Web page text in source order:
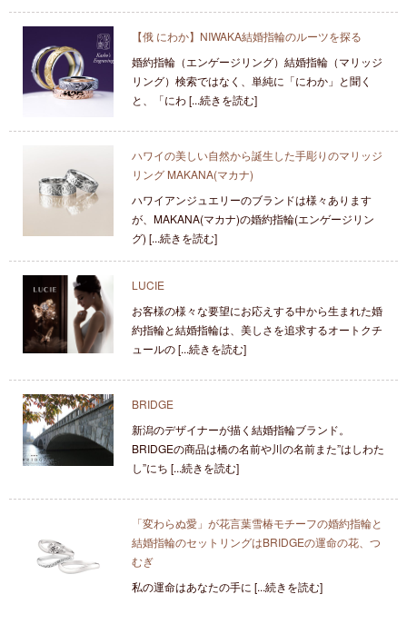
【俄 にわか】NIWAKA結婚指輪のルーツを探る
婚約指輪（エンゲージリング）結婚指輪（マリッジ
リング）検索ではなく、単純に「にわか」と聞く
と、「にわ [...続きを読む]
ハワイの美しい自然から誕生した手彫りのマリッジ
リング MAKANA(マカナ)
ハワイアンジュエリーのブランドは様々あります
が、MAKANA(マカナ)の婚約指輪(エンゲージリン
グ) [...続きを読む]
LUCIE
お客様の様々な要望にお応えする中から生まれた婚
約指輪と結婚指輪は、美しさを追求するオートクチ
ュールの [...続きを読む]
BRIDGE
新潟のデザイナーが描く結婚指輪ブランド。
BRIDGEの商品は橋の名前や川の名前また”はしわた
し”にち [...続きを読む]
「変わらぬ愛」が花言葉雪椿モチーフの婚約指輪と
結婚指輪のセットリングはBRIDGEの運命の花、つ
むぎ
私の運命はあなたの手に [...続きを読む]